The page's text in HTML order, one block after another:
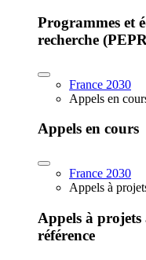
Programmes et
recherche
France 2030
Appels en
Appels en cours
France 2030
Appels à
Appels à projets
référence